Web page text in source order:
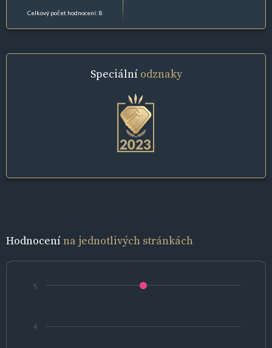
Celkový počet hodnocení: 8
Speciální odznaky
Hodnocenína jednotlivých stránkách
4
5